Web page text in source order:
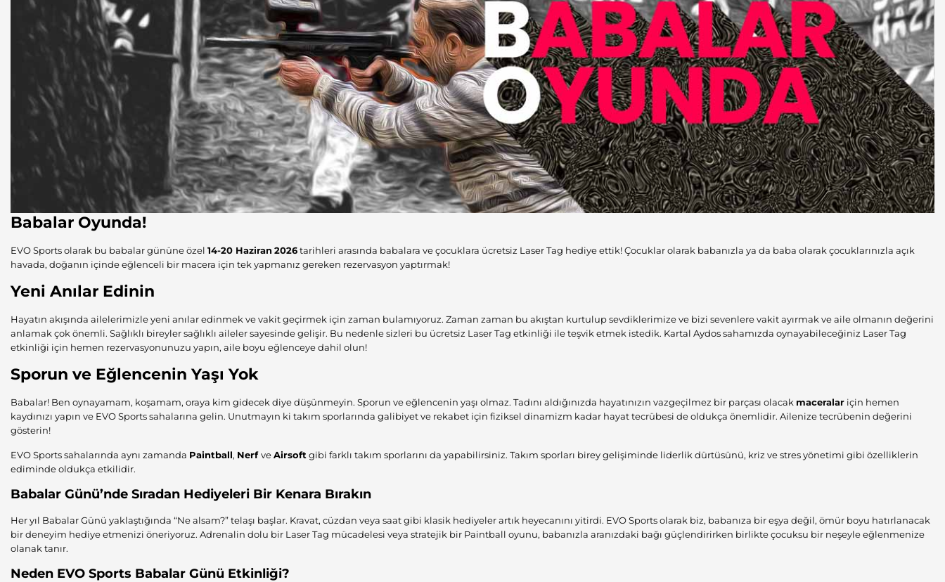
Babalar Oyunda!
EVO Sports olarak bu babalar gününe özel 14-20 Haziran 2026tarihleri arasında babalara ve çocuklara ücretsiz Laser Tag hediye ettik! Çocuklar olarak babanızla ya da baba olarak çocuklarınızla açık
havada, doğanın içinde eğlenceli bir macera için tek yapmanız gereken rezervasyon yaptırmak!
Yeni Anılar Edinin
Hayatın akışında ailelerimizle yeni anılar edinmek ve vakit geçirmek için zaman bulamıyoruz. Zaman zaman bu akıştan kurtulup sevdiklerimize ve bizi sevenlere vakit ayırmak ve aile olmanın değerini
anlamak çok önemli. Sağlıklı bireyler sağlıklı aileler sayesinde gelişir. Bu nedenle sizleri bu ücretsiz Laser Tag etkinliği ile teşvik etmek istedik. Kartal Aydossahamızda oynayabileceğiniz Laser Tag
etkinliği için hemen rezervasyonunuzu yapın, aile boyu eğlenceye dahil olun!
Sporun ve Eğlencenin Yaşı Yok
Babalar! Ben oynayamam, koşamam, oraya kim gidecek diye düşünmeyin. Sporun ve eğlencenin yaşı olmaz. Tadını aldığınızda hayatınızın vazgeçilmez bir parçası olacak maceralar için hemen
kaydınızı yapın ve EVO Sports sahalarına gelin. Unutmayın ki takım sporlarında galibiyet ve rekabet için fiziksel dinamizm kadar hayat tecrübesi de oldukça önemlidir. Ailenize tecrübenin değerini
gösterin!
EVO Sports sahalarında aynı zamanda Paintball, NerfveAirsoft gibi farklı takım sporlarını da yapabilirsiniz. Takım sporları birey gelişiminde liderlik dürtüsünü, kriz ve stres yönetimi gibi özelliklerin
ediminde oldukça etkilidir.
Babalar Günü’nde Sıradan Hediyeleri Bir Kenara Bırakın
Her yıl Babalar Günü yaklaştığında “Ne alsam?” telaşı başlar. Kravat, cüzdan veya saat gibi klasik hediyeler artık heyecanını yitirdi. EVO Sports olarak biz, babanıza bir eşya değil, ömür boyu hatırlanacak
bir deneyim hediye etmenizi öneriyoruz. Adrenalin dolu bir Laser Tag mücadelesi veya stratejik bir Paintball oyunu, babanızla aranızdaki bağı güçlendirirken birlikte çocuksu bir neşeyle eğlenmenize
olanak tanır.
Neden EVO Sports Babalar Günü Etkinliği?